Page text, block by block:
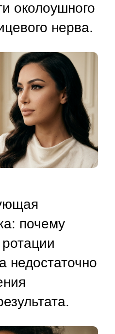
околоушного
нерва.
почему
недостаточно